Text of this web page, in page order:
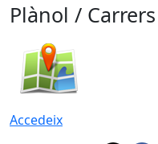
Plànol / Carrers
Accedeix